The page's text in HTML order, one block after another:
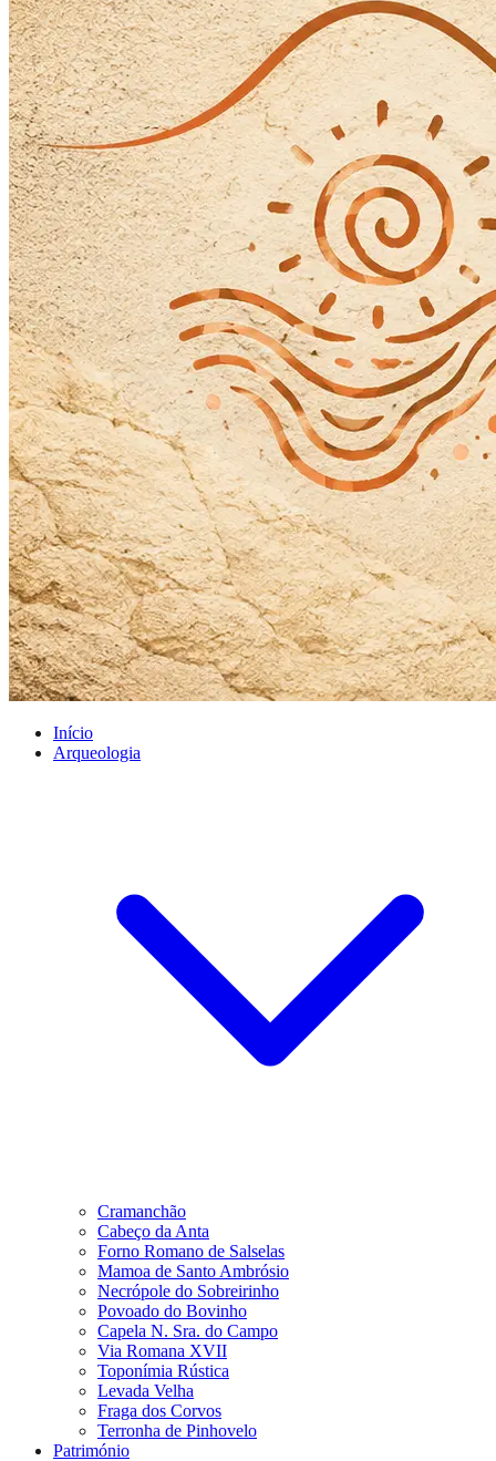
Início
Arqueologia
Cramanchão
Cabeço da Anta
Forno Romano de Salselas
Mamoa de Santo Ambrósio
Necrópole do Sobreirinho
Povoado do Bovinho
Capela N. Sra. do Campo
Via Romana XVII
Toponímia Rústica
Levada Velha
Fraga dos Corvos
Terronha de Pinhovelo
Património